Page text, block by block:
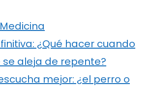
¿Qué hacer cuando
aleja de repente?
mejor: ¿el perro o